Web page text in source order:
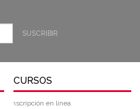
SUSCRIBIR
CURSOS
Inscripción en línea